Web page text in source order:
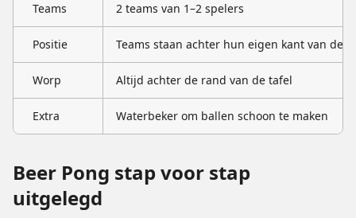
Teams 2 teams van 1–2 spelers
Positie Teams staan achter hun eigen kant van de
Worp Altijd achter de rand van de tafel
Extra Waterbeker om ballen schoon te maken
Beer Pong stap voor stap
uitgelegd